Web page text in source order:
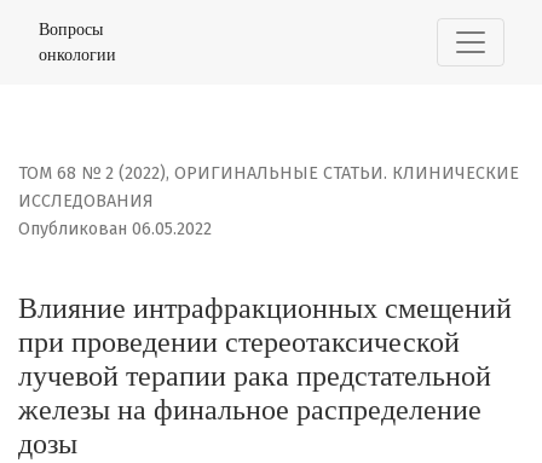
Влияние интрафракционных смещений при
Вопросы
онкологии
ТОМ 68 № 2 (2022), ОРИГИНАЛЬНЫЕ СТАТЬИ. КЛИНИЧЕСКИЕ
ИССЛЕДОВАНИЯ
Влияние интрафракционных смещений
при проведении стереотаксической
лучевой терапии рака предстательной
железы на финальное распределение
дозы
Опубликован 06.05.2022